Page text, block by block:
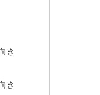
き
き